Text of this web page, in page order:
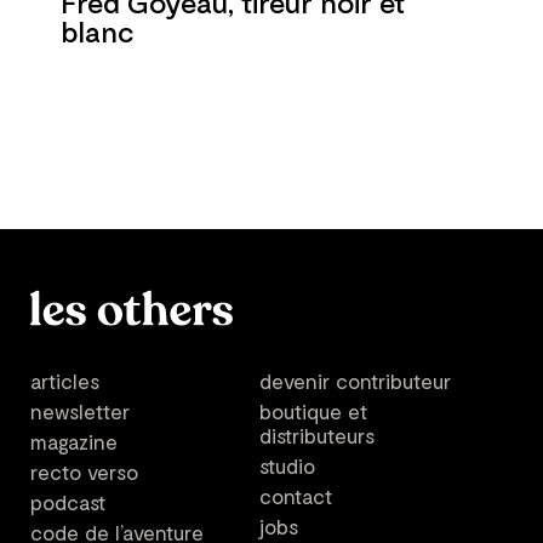
blanc
articles
newsletter
magazine
recto verso
podcast
code de l’aventure
devenir contributeur
boutique et
distributeurs
studio
contact
jobs